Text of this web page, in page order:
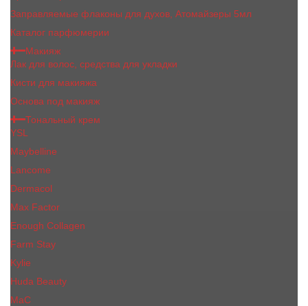
Заправляемые флаконы для духов, Атомайзеры 5мл
Каталог парфюмерии
Макияж
Лак для волос, средства для укладки
Кисти для макияжа
Основа под макияж
Тональный крем
YSL
Maybelline
Lancome
Dermacol
Max Factor
Enough Collagen
Farm Stay
Kylie
Huda Beauty
МаС